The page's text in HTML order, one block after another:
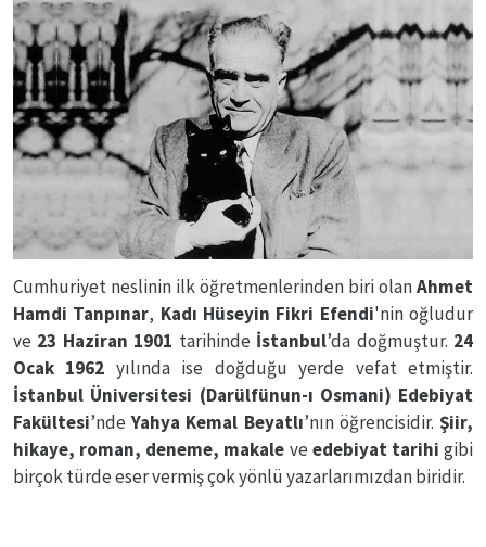
Cumhuriyet neslinin ilk öğretmenlerinden biri olanAhmet
Hamdi Tanpınar, Kadı Hüseyin Fikri Efendi'nin oğludur
ve 23 Haziran 1901 tarihinde İstanbul’da doğmuştur. 24
Ocak 1962 yılında ise doğduğu yerde vefat etmiştir.
İstanbul Üniversitesi (Darülfünun-ı Osmani) Edebiyat
Fakültesi’ndeYahya Kemal Beyatlı’nın öğrencisidir.Şiir,
hikaye, roman, deneme, makale ve edebiyat tarihi gibi
birçok türde eser vermiş çok yönlü yazarlarımızdan biridir.